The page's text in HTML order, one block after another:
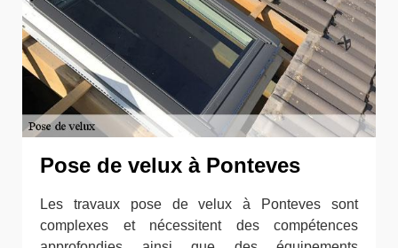
Pose de velux à Ponteves
Les travaux pose de velux à Ponteves sont
complexes et nécessitent des compétences